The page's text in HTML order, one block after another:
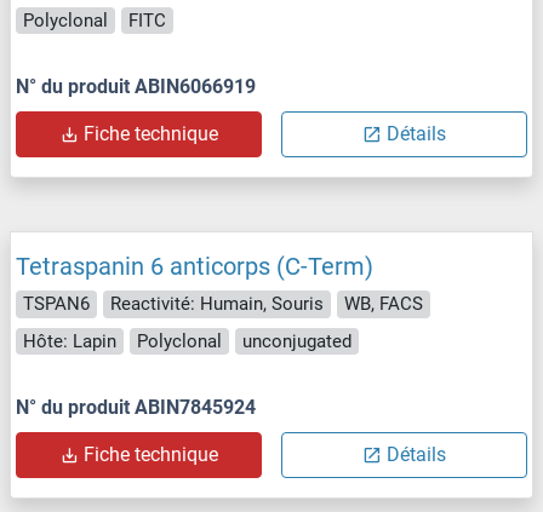
Polyclonal
FITC
N° du produit ABIN6066919
Fiche technique Détails
Tetraspanin 6 anticorps (C-Term)
TSPAN6 Reactivité: Humain, Souris
WB, FACS
Hôte: Lapin
Polyclonal unconjugated
N° du produit ABIN7845924
Fiche technique Détails